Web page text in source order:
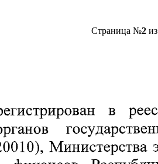
Страница №2из